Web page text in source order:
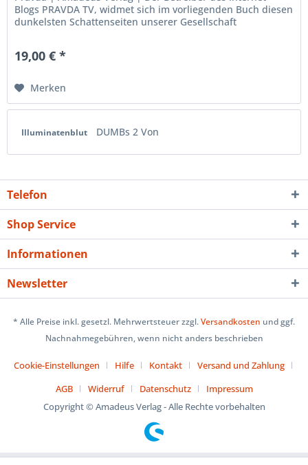
Blogs PRAVDA TV, widmet sich im vorliegenden Buch diesen
dunkelsten Schattenseiten unserer Gesellschaft
19,00 € *
Merken
Illuminatenblut DUMBs 2 Von
Telefon
Shop Service
Informationen
Newsletter
* Alle Preise inkl. gesetzl. Mehrwertsteuer zzgl.Versandkosten und ggf.
Nachnahmegebühren, wenn nicht anders beschrieben
Cookie-Einstellungen Hilfe Kontakt
Versand und Zahlung
AGB
Widerruf Datenschutz
Impressum
Copyright © Amadeus Verlag - Alle Rechte vorbehalten